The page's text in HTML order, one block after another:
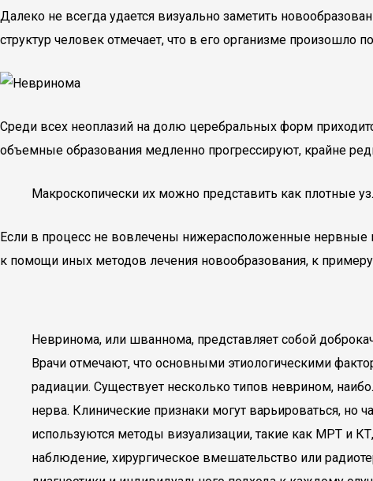
Далеко не всегда удается визуально заметить
структур человек отмечает, что в его организме произошло
Среди всех неоплазий на долю церебральных форм
объемные образования медленно прогрессируют, крайне
Макроскопически их можно представить как плотные
Если в процесс не вовлечены нижерасположенные нервные
к помощи иных методов лечения новообразования, к
Невринома, или шваннома, представляет собой
Врачи отмечают, что основными этиологическими
радиации. Существует несколько типов неврином,
нерва. Клинические признаки могут варьироваться,
используются методы визуализации, такие как МРТ и
наблюдение, хирургическое вмешательство или